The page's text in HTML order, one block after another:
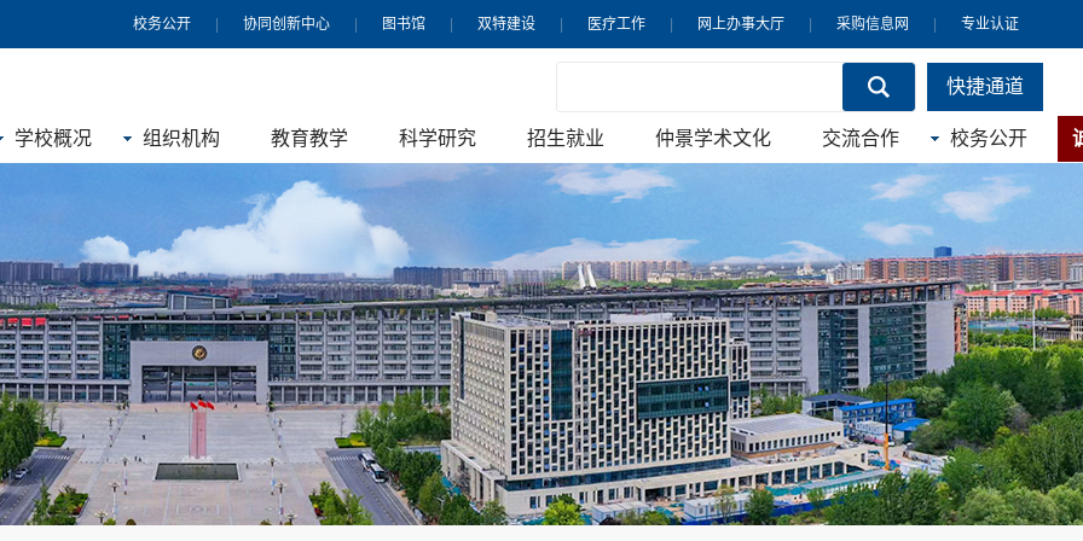
专业认证
采购信息网
网上办事大厅
医疗工作
双特建设
图书馆
协同创新中心
校务公开
快捷通道
学校概况 组织机构 教育教学 科学研究 招生就业 仲景学术文化 交流合作 校务公开